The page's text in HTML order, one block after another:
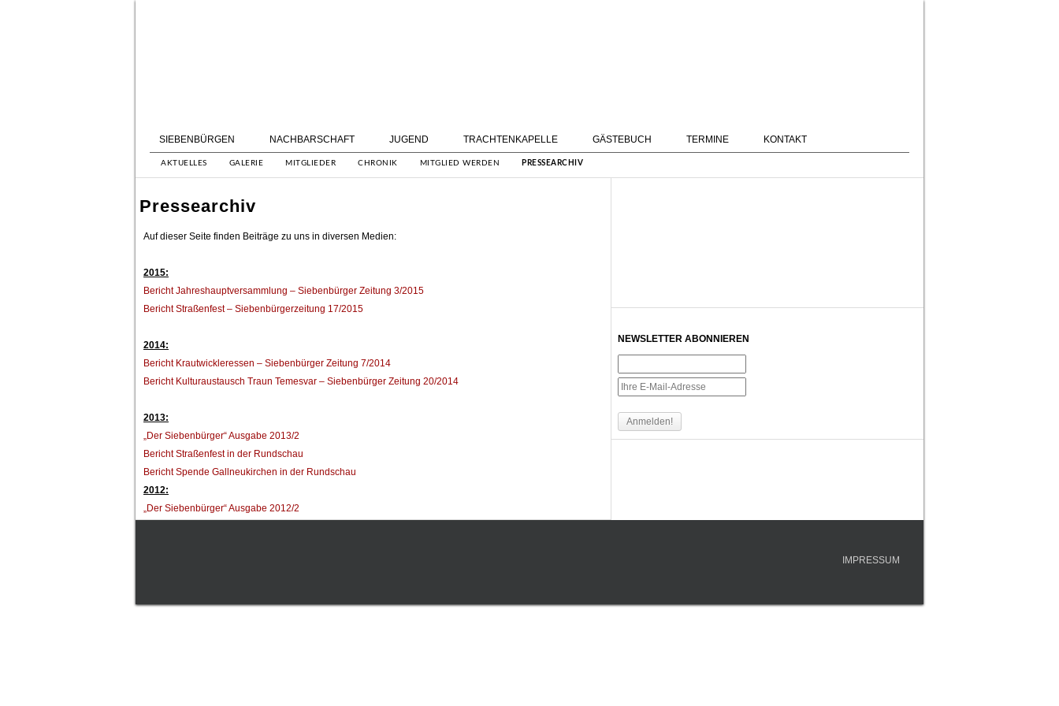
SIEBENBÜRGEN NACHBARSCHAFT JUGEND TRACHTENKAPELLE GÄSTEBUCH TERMINE KONTAKT
AKTUELLES GALERIE MITGLIEDER CHRONIK MITGLIED WERDEN PRESSEARCHIV
Pressearchiv
Auf dieser Seite finden Beiträge zu uns in diversen Medien:
2015:
Bericht Jahreshauptversammlung – Siebenbürger Zeitung 3/2015
Bericht Straßenfest – Siebenbürgerzeitung 17/2015
2014:
Bericht Krautwickleressen – Siebenbürger Zeitung 7/2014
Bericht Kulturaustausch Traun Temesvar – Siebenbürger Zeitung 20/2014
2013:
„Der Siebenbürger“ Ausgabe 2013/2
Bericht Straßenfest in der Rundschau
Bericht Spende Gallneukirchen in der Rundschau
2012:
„Der Siebenbürger“ Ausgabe 2012/2
NEWSLETTER ABONNIEREN
IMPRESSUM